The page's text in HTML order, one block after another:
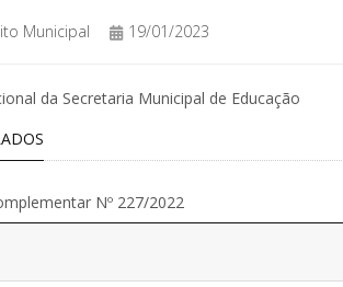
Municipal 19/01/2023
da Secretaria Municipal de Educação
Nº 227/2022